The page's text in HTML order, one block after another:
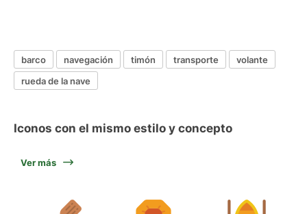
barco navegación timón transporte
volante
rueda de la nave
Iconos con el mismo estilo y concepto
Ver más